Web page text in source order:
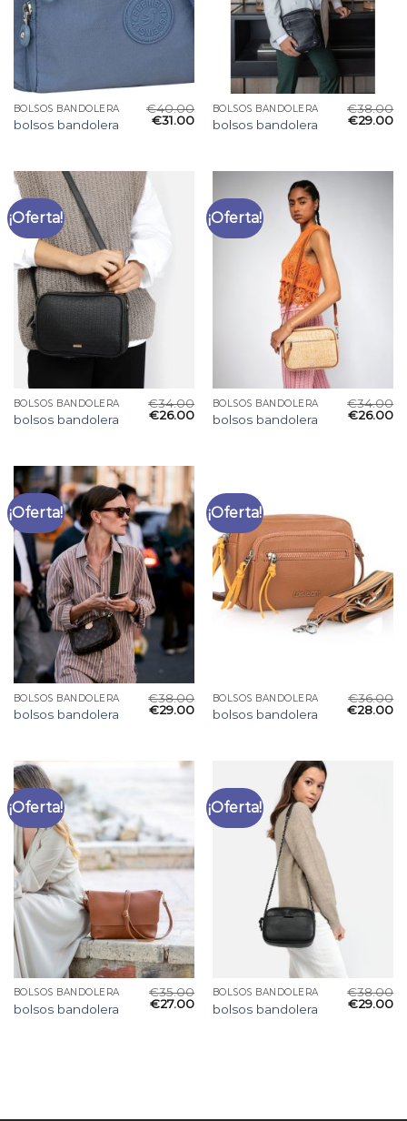
BOLSOS BANDOLERA
bolsos bandolera
€40.00
€31.00
BOLSOS BANDOLERA
bolsos bandolera
€38.00
€29.00
¡Oferta!
BOLSOS BANDOLERA
bolsos bandolera
€34.00
€26.00
¡Oferta!
BOLSOS BANDOLERA
bolsos bandolera
€34.00
€26.00
¡Oferta!
BOLSOS BANDOLERA
bolsos bandolera
€38.00
€29.00
¡Oferta!
BOLSOS BANDOLERA
bolsos bandolera
€36.00
€28.00
¡Oferta!
BOLSOS BANDOLERA
bolsos bandolera
€35.00
€27.00
¡Oferta!
BOLSOS BANDOLERA
bolsos bandolera
€38.00
€29.00